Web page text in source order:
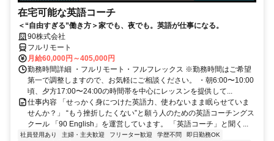
在宅可能な英語コーチ
＜“自由すぎる”働き方＞家でも、夜でも。英語が仕事になる。
90株式会社
フルリモート
月給60,000円～405,000円
勤務時間詳細 ・フルリモート・フルフレックス ※勤務時間はご希望
第一で調整しますので、お気軽にご相談ください。 ・朝6:00〜10:00
頃、夕方17:00〜24:00の時間帯を中心にレッスンを提供して...
仕事内容 「せっかく身につけた英語力、使わないまま眠らせていま
せんか？」 “もう挫折したくない”と願う人のための英語コーチングス
クール 「90 English」を運営しています。 「英語コーチ」と聞く...
社員登用あり 主婦・主夫歓迎 フリーター歓迎 学歴不問
即日勤務OK